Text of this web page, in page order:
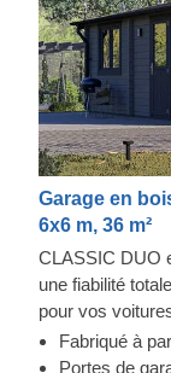
Garage en
6x6 m, 36 m²
CLASSIC DUO
une fiabilité
pour vos
lumineux et
sécurité de vos
Fabriqué à
Portes de